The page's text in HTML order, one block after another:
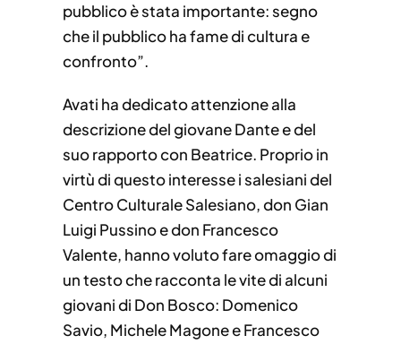
pubblico è stata importante: segno
che il pubblico ha fame di cultura e
confronto”.
Avati ha dedicato attenzione alla
descrizione del giovane Dante e del
suo rapporto con Beatrice. Proprio in
virtù di questo interesse i salesiani del
Centro Culturale Salesiano, don Gian
Luigi Pussino e don Francesco
Valente, hanno voluto fare omaggio di
un testo che racconta le vite di alcuni
giovani di Don Bosco: Domenico
Savio, Michele Magone e Francesco